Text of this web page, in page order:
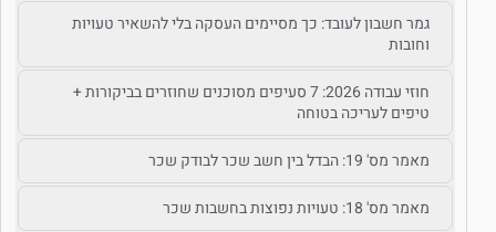
גמר חשבון לעובד: כך מסיימים העסקה בלי להשאיר טעויות
וחובות
חוזי עבודה 2026: 7 סעיפים מסוכנים שחוזרים בביקורות +
טיפים לעריכה בטוחה
מאמר מס' 19: הבדל בין חשב שכר לבודק שכר
מאמר מס' 18: טעויות נפוצות בחשבות שכר